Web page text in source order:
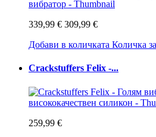
339,99 € 309,99 €
Добави в количката Количка
Crackstuffers Felix -...
259,99 €